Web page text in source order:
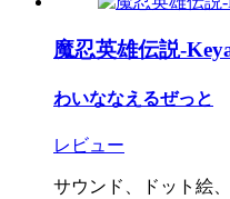
魔忍英雄伝説-
わいななえるぜっと
レビュー
サウンド、ドット絵